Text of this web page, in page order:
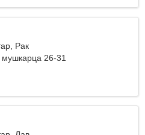
Рак
26-31